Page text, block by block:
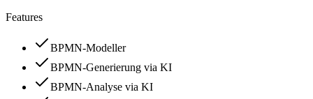
Features
BPMN-Modeller
BPMN-Generierung via KI
BPMN-Analyse via KI